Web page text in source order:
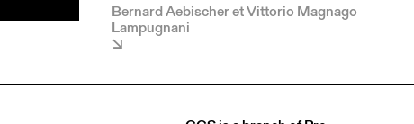
Bernard Aebischer et Vittorio Magnago
Lampugnani